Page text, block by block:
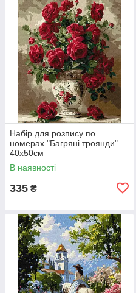
Набір для розпису по
номерах "Багряні троянди"
40х50см
В наявності
335 ₴